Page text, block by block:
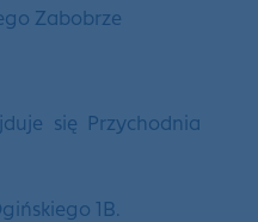
Zabobrze
się Przychodnia
1B.